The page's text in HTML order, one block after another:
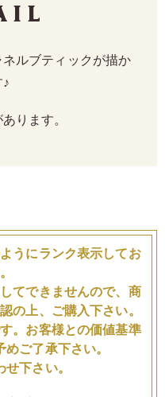
ルブティックが描か
♪
ります。
うにランク表示してお
てできませんので、商
の上、ご購入下さい。
。お客様との価値基準
ご了承下さい。
下さい。